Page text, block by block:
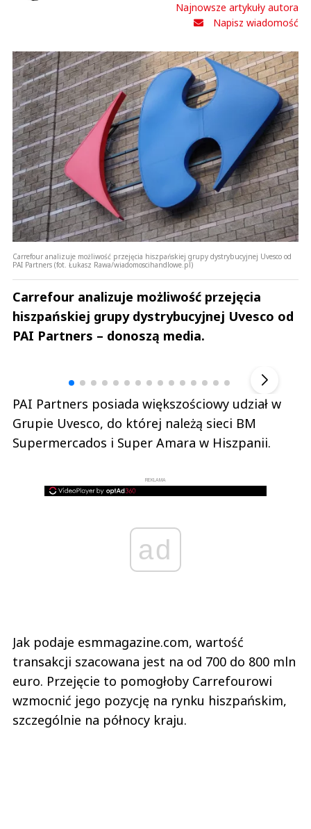
Najnowsze artykuły autora
Napisz wiadomość
Carrefour analizuje możliwość przejęcia hiszpańskiej grupy dystrybucyjnej Uvesco od
PAI Partners (fot. Łukasz Rawa/wiadomoscihandlowe.pl)
Carrefour analizuje możliwość przejęcia
hiszpańskiej grupy dystrybucyjnej Uvesco od
PAI Partners – donoszą media.
PAI Partners posiada większościowy udział w
Grupie Uvesco, do której należą sieci BM
Supermercados i Super Amara w Hiszpanii.
REKLAMA
ad
Jak podaje esmmagazine.com, wartość
transakcji szacowana jest na od 700 do 800 mln
euro. Przejęcie to pomogłoby Carrefourowi
wzmocnić jego pozycję na rynku hiszpańskim,
szczególnie na północy kraju.